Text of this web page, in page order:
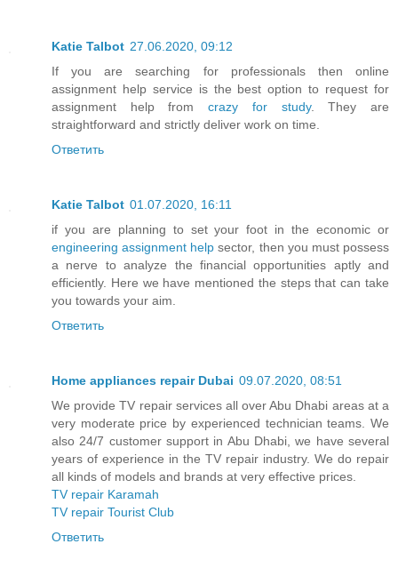
Katie Talbot 27.06.2020, 09:12
If you are searching for professionals then online
assignment help service is the best option to request for
assignment help fromcrazy for study. They are
straightforward and strictly deliver work on time.
Ответить
Katie Talbot 01.07.2020, 16:11
if you are planning to set your foot in the economic or
engineering assignment help sector, then you must possess
a nerve to analyze the financial opportunities aptly and
efficiently. Here we have mentioned the steps that can take
you towards your aim.
Ответить
Home appliances repair Dubai 09.07.2020, 08:51
We provide TV repair services all over Abu Dhabi areas at a
very moderate price by experienced technician teams. We
also 24/7 customer support in Abu Dhabi, we have several
years of experience in the TV repair industry. We do repair
all kinds of models and brands at very effective prices.
TV repair Karamah
TV repair Tourist Club
Ответить